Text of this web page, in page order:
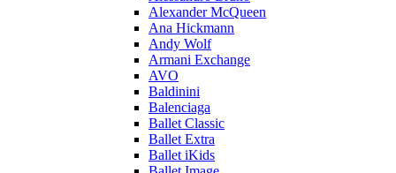
Alexander McQueen
Ana Hickmann
Andy Wolf
Armani Exchange
AVO
Baldinini
Balenciaga
Ballet Classic
Ballet Extra
Ballet iKids